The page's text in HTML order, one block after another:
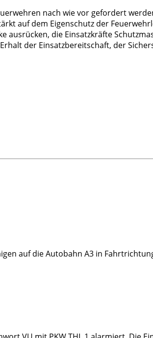
nach wie vor gefordert
auf dem Eigenschutz der
die Einsatzkräfte
der Einsatzbereitschaft, der
auf die Autobahn A3 in